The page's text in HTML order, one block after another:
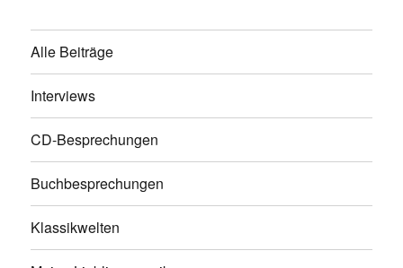
Alle Beiträge
Interviews
CD-Besprechungen
Buchbesprechungen
Klassikwelten